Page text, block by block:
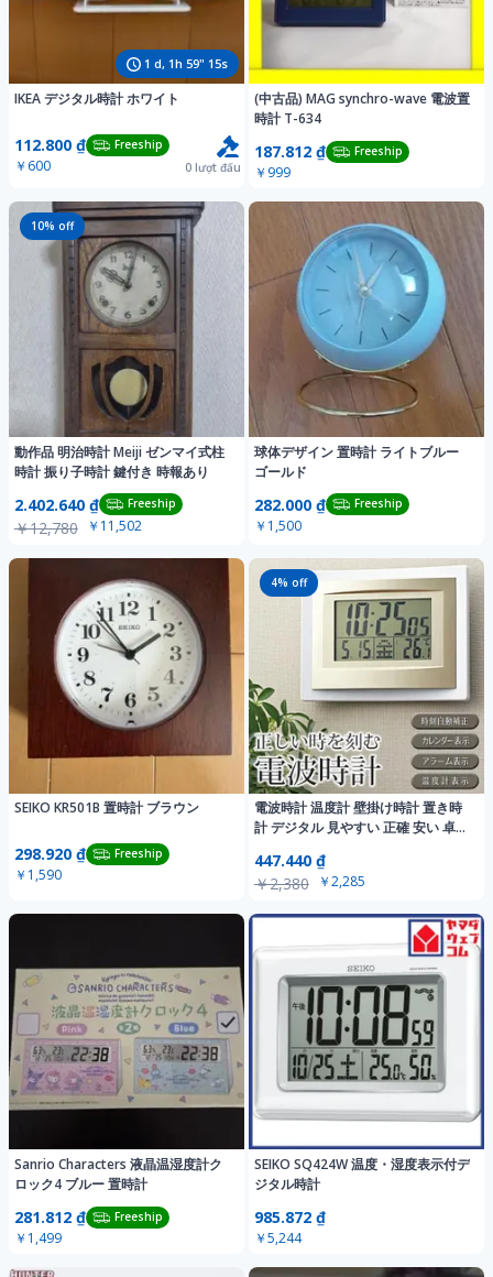
1 d, 1h 59" 13s
IKEA デジタル時計 ホワイト
112.800 ₫ Freeship
￥600 0 lượt đấu
(中古品) MAG synchro-wave 電波置
時計 T-634
187.812 ₫ Freeship
￥999
10% off
動作品 明治時計 Meiji ゼンマイ式柱
時計 振り子時計 鍵付き 時報あり
2.402.640 ₫ Freeship
￥12,780 ￥11,502
球体デザイン 置時計 ライトブルー
ゴールド
282.000 ₫ Freeship
￥1,500
SEIKO KR501B 置時計 ブラウン
298.920 ₫ Freeship
￥1,590
4% off
電波時計 温度計 壁掛け時計 置き時
計 デジタル 見やすい 正確 安い 卓上
目覚まし 送料無料
447.440 ₫
￥2,380
￥2,285
Sanrio Characters 液晶温湿度計ク
ロック4 ブルー 置時計
281.812 ₫ Freeship
￥1,499
SEIKO SQ424W 温度・湿度表示付デ
ジタル時計
985.872 ₫
￥5,244